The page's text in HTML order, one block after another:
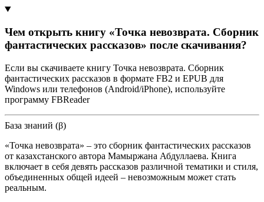
Чем открыть книгу «Точка невозврата. Сборник
фантастических рассказов» после скачивания?
Если вы скачиваете книгу Точка невозврата. Сборник
фантастических рассказов в формате FB2 и EPUB для
Windows или телефонов (Android/iPhone), используйте
программу FBReader
База знаний (β)
«Точка невозврата» – это сборник фантастических рассказов
от казахстанского автора Мамыржана Абдуллаева. Книга
включает в себя девять рассказов различной тематики и стиля,
объединенных общей идеей – невозможным может стать
реальным.